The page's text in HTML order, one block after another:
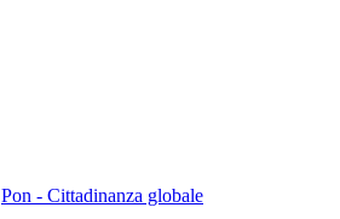
Pon - Cittadinanza globale